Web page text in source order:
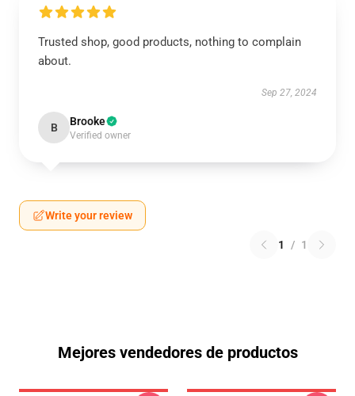
Trusted shop, good products, nothing to complain
about.
Sep 27, 2024
B Brooke
Verified owner
Write your review
1 / 1
Mejores vendedores de productos